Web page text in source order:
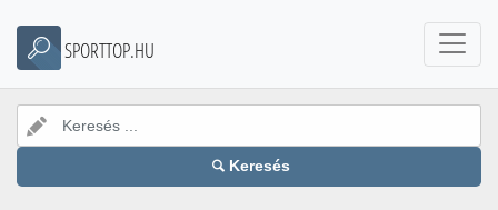
SPORTTOP.HU
Keresés